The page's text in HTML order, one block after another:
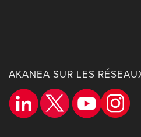
AKANEA SUR LES